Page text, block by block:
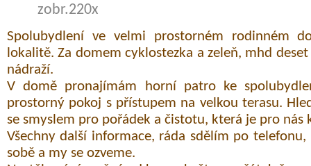
zobr.220x
Spolubydlení ve velmi prostorném rodinném
lokalitě. Za domem cyklostezka a zeleň, mhd
nádraží.
V domě pronajímám horní patro ke
prostorný pokoj s přístupem na velkou terasu.
se smyslem pro pořádek a čistotu, která je pro nás
Všechny další informace, ráda sdělím po
sobě a my se ozveme.